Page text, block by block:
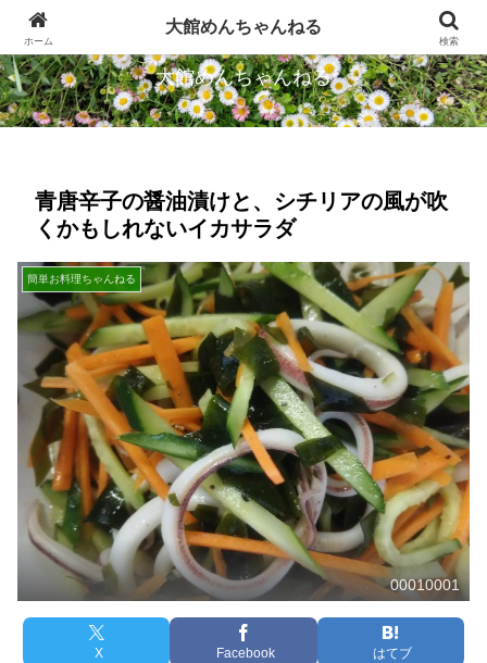
忠犬ハチ公のふるさとから発信します
大館めんちゃんねる
青唐辛子の醤油漬けと、シチリアの風が吹
くかもしれないイカサラダ
簡単お料理ちゃんねる
00010001
X Facebook はてブ
ホーム
大館めんちゃんねる
検索